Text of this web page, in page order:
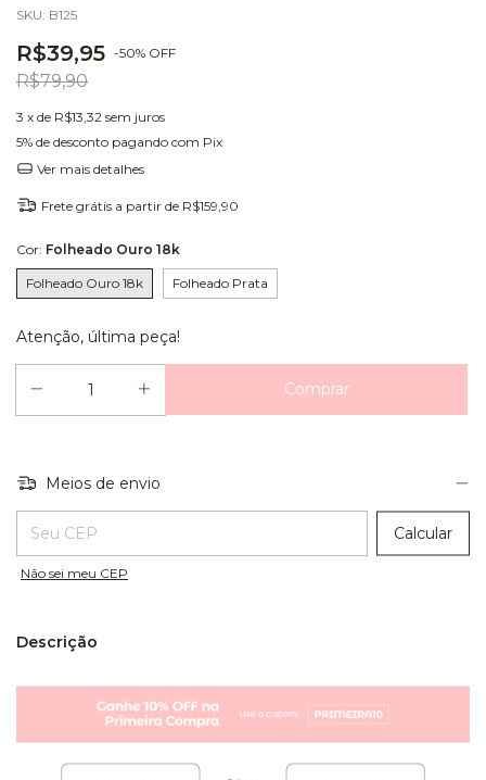
SKU: B125
R$39,95 -50% OFF
R$79,90
3 x de R$13,32 sem juros
5% de desconto pagando com Pix
Ver mais detalhes
Frete grátis a partir de R$159,90
Cor: Folheado Ouro 18k
Folheado Ouro 18k Folheado Prata
Atenção, última peça!
Meios de envio
Entregas para o CEP:
Calcular
Não sei meu CEP
Descrição